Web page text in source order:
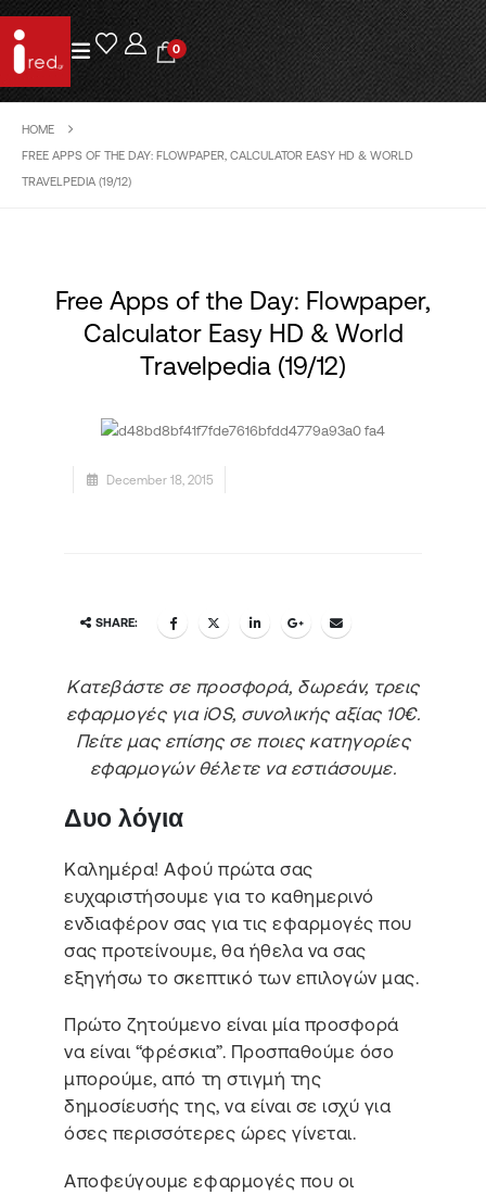
0
HOME
FREE APPS OF THE DAY: FLOWPAPER, CALCULATOR EASY HD & WORLD
TRAVELPEDIA (19/12)
Free Apps of the Day: Flowpaper,
Calculator Easy HD & World
Travelpedia (19/12)
December 18, 2015
SHARE:
Κατεβάστε σε προσφορά, δωρεάν, τρεις
εφαρμογές για iOS, συνολικής αξίας 10€.
Πείτε μας επίσης σε ποιες κατηγορίες
εφαρμογών θέλετε να εστιάσουμε.
Δυο λόγια
Καλημέρα! Αφού πρώτα σας
ευχαριστήσουμε για το καθημερινό
ενδιαφέρον σας για τις εφαρμογές που
σας προτείνουμε, θα ήθελα να σας
εξηγήσω το σκεπτικό των επιλογών μας.
Πρώτο ζητούμενο είναι μία προσφορά
να είναι “φρέσκια”. Προσπαθούμε όσο
μπορούμε, από τη στιγμή της
δημοσίευσής της, να είναι σε ισχύ για
όσες περισσότερες ώρες γίνεται.
Αποφεύγουμε εφαρμογές που οι